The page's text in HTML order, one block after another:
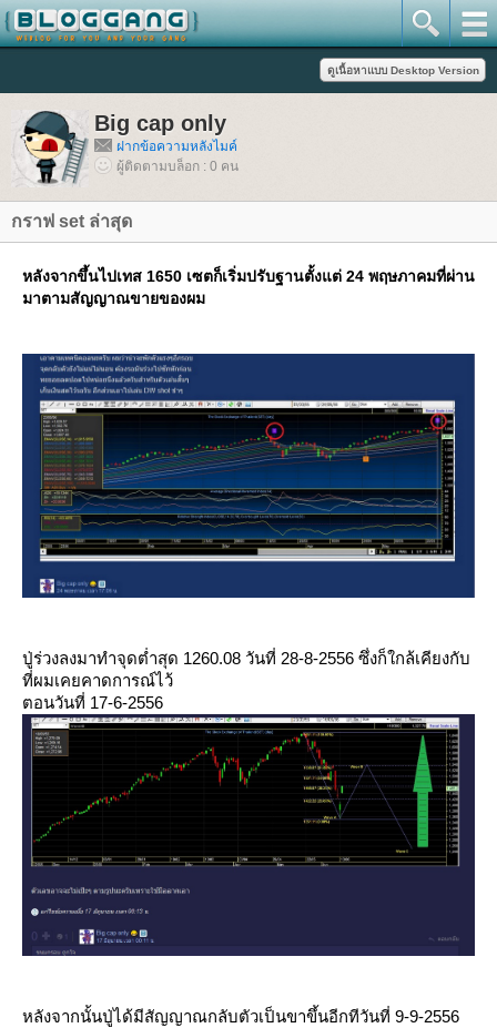
Big cap only
ฝากข้อความหลังไมค์
ผู้ติดตามบล็อก : 0 คน
กราฟ set ล่าสุด
หลังจากขึ้นไปเทส 1650 เซตก็เริ่มปรับฐานตั้งแต่ 24 พฤษภาคมที่ผ่าน
มาตามสัญญาณขายของผม
ปู่ร่วงลงมาทำจุดต่ำสุด 1260.08 วันที่ 28-8-2556 ซึ่งก็ใกล้เคียงกับ
ที่ผมเคยคาดการณ์ไว้
ตอนวันที่ 17-6-2556
หลังจากนั้นปู่ได้มีสัญญาณกลับตัวเป็นขาขึ้นอีกทีวันที่ 9-9-2556